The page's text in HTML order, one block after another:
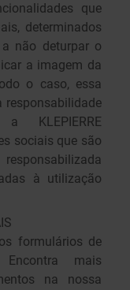
que
determinados
não deturpar o
a imagem da
o caso, essa
responsabilidade
KLEPIERRE
sociais que são
à utilização
formulários de
mais
na nossa